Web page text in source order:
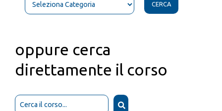
CERCA
oppure cerca
direttamente il corso